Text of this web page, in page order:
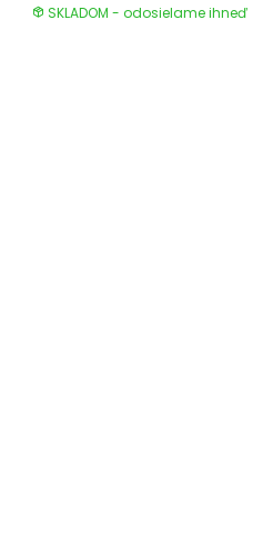
SKLADOM - odosielame ihneď